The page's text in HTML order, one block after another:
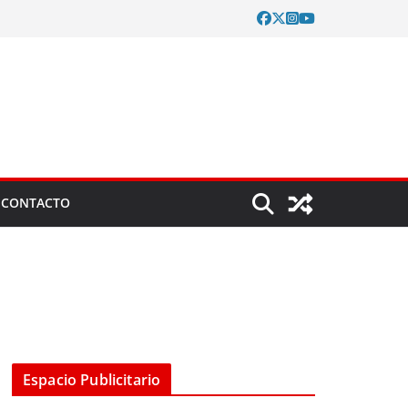
CONTACTO
Espacio Publicitario